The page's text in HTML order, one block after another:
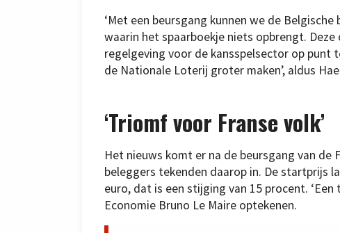
‘Met een beursgang kunnen we de
waarin het spaarboekje niets opbrengt.
regelgeving voor de kansspelsector op punt
de Nationale Loterij groter maken’, aldus
‘Triomf voor Franse volk’
Het nieuws komt er na de beursgang van de
beleggers tekenden daarop in. De startprijs
euro, dat is een stijging van 15 procent.
Economie Bruno Le Maire optekenen.